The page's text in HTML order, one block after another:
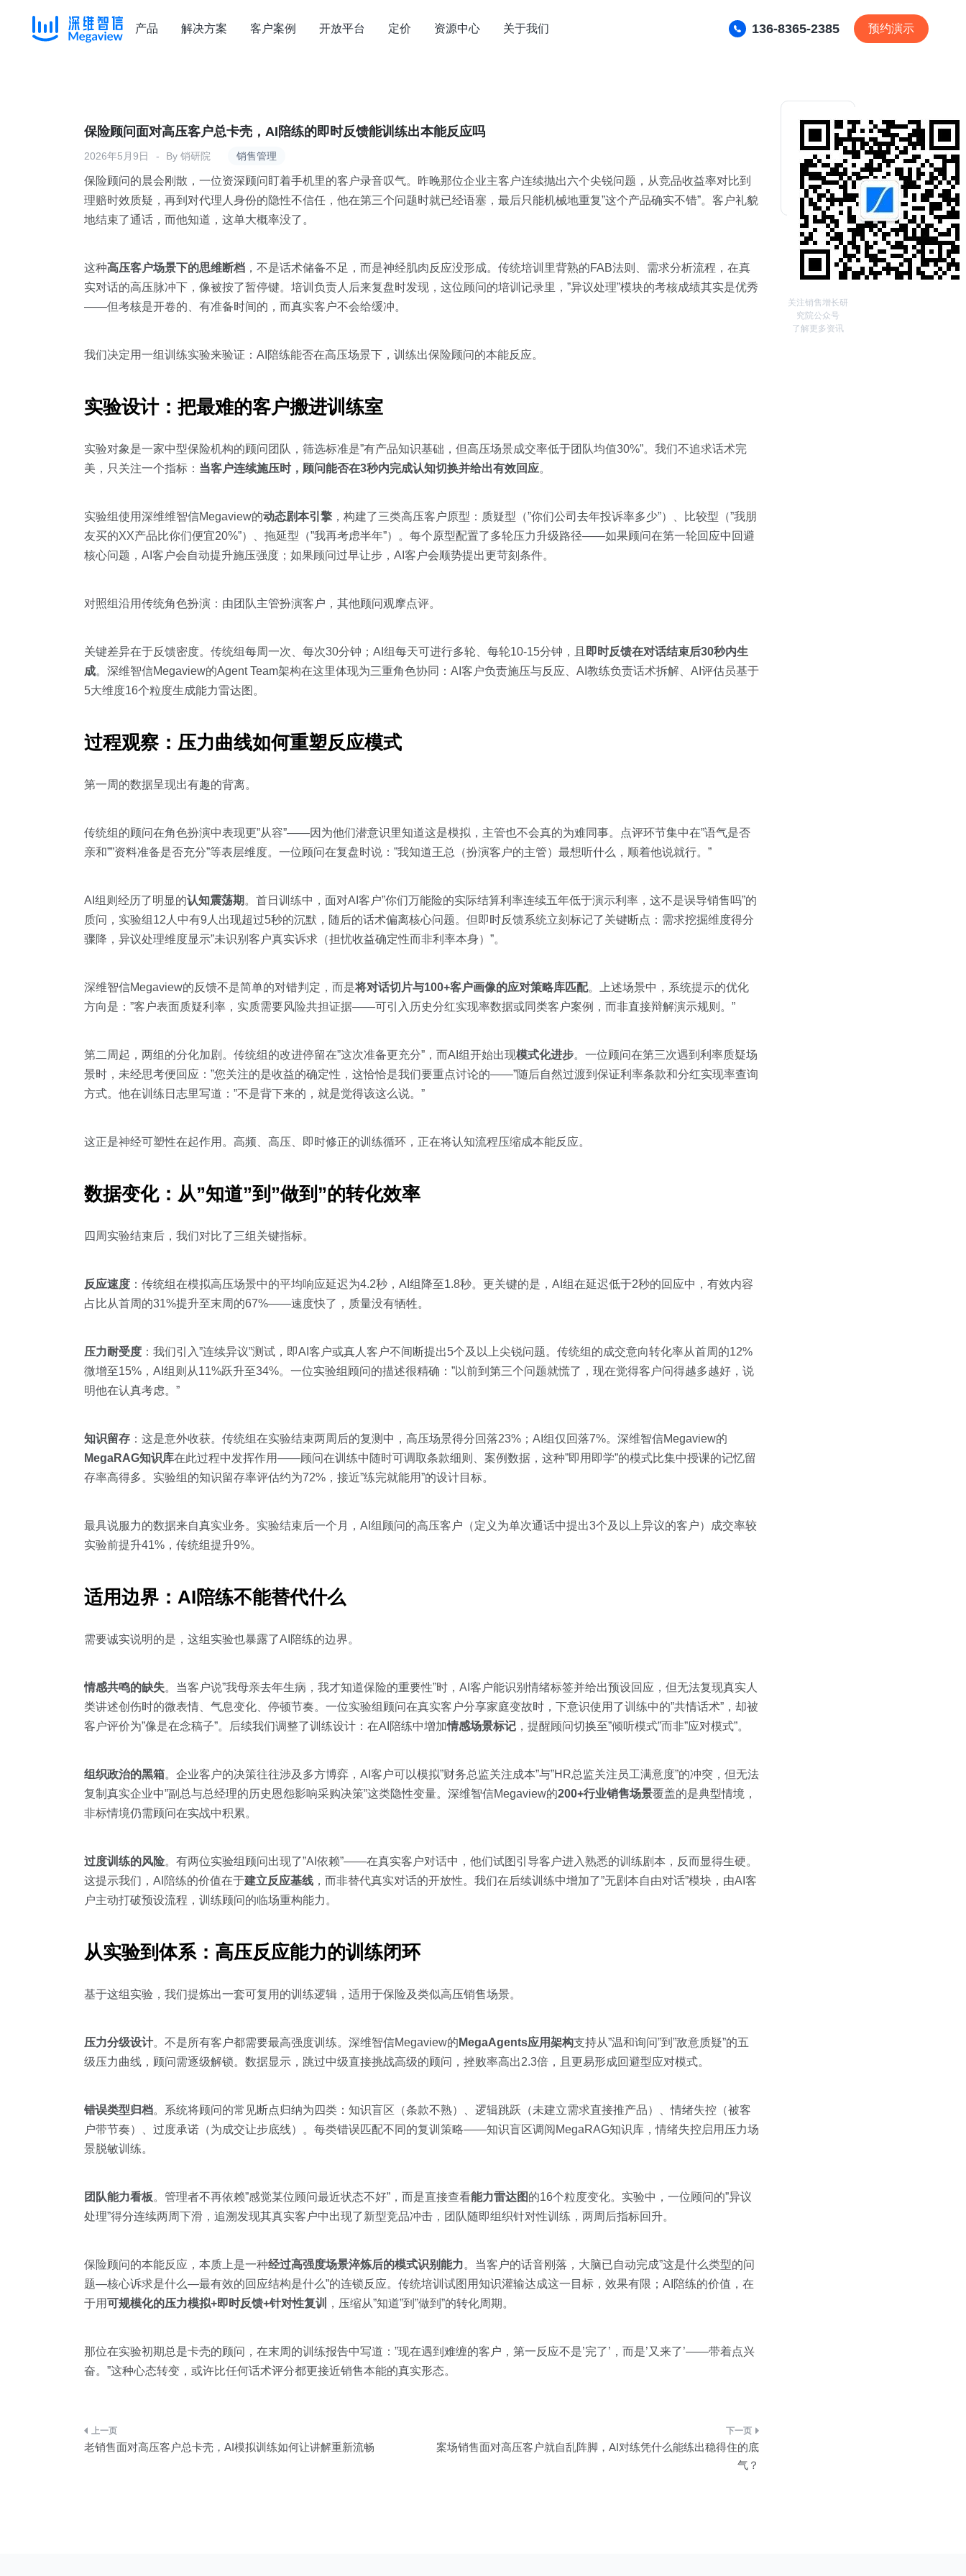
产品 解决方案 客户案例 开放平台 定价 资源中心 关于我们 136-8365-2385 预约演示
销售管理
保险顾问面对高压客户总卡壳，AI陪练的即时反馈能训练出本能反应吗
2026年5月9日 By 销研院
保险顾问的晨会刚散，一位资深顾问盯着手机里的客户录音叹气。昨晚那位企业主客户连续抛出六个尖锐问题，从竞品收益率对比到
理赔时效质疑，再到对代理人身份的隐性不信任，他在第三个问题时就已经语塞，最后只能机械地重复”这个产品确实不错”。客户礼貌
地结束了通话，而他知道，这单大概率没了。
这种高压客户场景下的思维断档 ，不是话术储备不足，而是神经肌肉反应没形成。传统培训里背熟的FAB法则、需求分析流程，在真
实对话的高压脉冲下，像被按了暂停键。培训负责人后来复盘时发现，这位顾问的培训记录里，”异议处理”模块的考核成绩其实是优秀
——但考核是开卷的、有准备时间的，而真实客户不会给缓冲。
我们决定用一组训练实验来验证：AI陪练能否在高压场景下，训练出保险顾问的本能反应。
实验设计：把最难的客户搬进训练室
实验对象是一家中型保险机构的顾问团队，筛选标准是”有产品知识基础，但高压场景成交率低于团队均值30%”。我们不追求话术完
美，只关注一个指标： 当客户连续施压时，顾问能否在3秒内完成认知切换并给出有效回应。
实验组使用深维维智信Megaview的动态剧本引擎 ，构建了三类高压客户原型：质疑型（”你们公司去年投诉率多少”）、比较型（”我朋
友买的XX产品比你们便宜20%”）、拖延型（”我再考虑半年”）。每个原型配置了多轮压力升级路径——如果顾问在第一轮回应中回避
核心问题，AI客户会自动提升施压强度；如果顾问过早让步，AI客户会顺势提出更苛刻条件。
对照组沿用传统角色扮演：由团队主管扮演客户，其他顾问观摩点评。
关键差异在于反馈密度。传统组每周一次、每次30分钟；AI组每天可进行多轮、每轮10-15分钟，且 即时反馈在对话结束后30秒内生
成。深维智信Megaview的Agent Team架构在这里体现为三重角色协同：AI客户负责施压与反应、AI教练负责话术拆解、AI评估员基于
5大维度16个粒度生成能力雷达图。
过程观察：压力曲线如何重塑反应模式
第一周的数据呈现出有趣的背离。
传统组的顾问在角色扮演中表现更”从容”——因为他们潜意识里知道这是模拟，主管也不会真的为难同事。点评环节集中在”语气是否
亲和””资料准备是否充分”等表层维度。一位顾问在复盘时说：”我知道王总（扮演客户的主管）最想听什么，顺着他说就行。”
AI组则经历了明显的认知震荡期 。首日训练中，面对AI客户”你们万能险的实际结算利率连续五年低于演示利率，这不是误导销售吗”的
质问，实验组12人中有9人出现超过5秒的沉默，随后的话术偏离核心问题。但即时反馈系统立刻标记了关键断点：需求挖掘维度得分
骤降，异议处理维度显示”未识别客户真实诉求（担忧收益确定性而非利率本身）”。
深维智信Megaview的反馈不是简单的对错判定，而是将对话切片与100+客户画像的应对策略库匹配。上述场景中，系统提示的优化
方向是：”客户表面质疑利率，实质需要风险共担证据——可引入历史分红实现率数据或同类客户案例，而非直接辩解演示规则。”
第二周起，两组的分化加剧。传统组的改进停留在”这次准备更充分”，而AI组开始出现模式化进步。一位顾问在第三次遇到利率质疑场
景时，未经思考便回应：”您关注的是收益的确定性，这恰恰是我们要重点讨论的——”随后自然过渡到保证利率条款和分红实现率查询
方式。他在训练日志里写道：”不是背下来的，就是觉得该这么说。”
这正是神经可塑性在起作用。高频、高压、即时修正的训练循环，正在将认知流程压缩成本能反应。
数据变化：从”知道”到”做到”的转化效率
四周实验结束后，我们对比了三组关键指标。
反应速度 ：传统组在模拟高压场景中的平均响应延迟为4.2秒，AI组降至1.8秒。更关键的是，AI组在延迟低于2秒的回应中，有效内容
占比从首周的31%提升至末周的67%——速度快了，质量没有牺牲。
压力耐受度 ：我们引入”连续异议”测试，即AI客户或真人客户不间断提出5个及以上尖锐问题。传统组的成交意向转化率从首周的12%
微增至15%，AI组则从11%跃升至34%。一位实验组顾问的描述很精确：”以前到第三个问题就慌了，现在觉得客户问得越多越好，说
明他在认真考虑。”
知识留存 ：这是意外收获。传统组在实验结束两周后的复测中，高压场景得分回落23%；AI组仅回落7%。深维智信Megaview的
MegaRAG知识库在此过程中发挥作用——顾问在训练中随时可调取条款细则、案例数据，这种”即用即学”的模式比集中授课的记忆留
存率高得多。实验组的知识留存率评估约为72%，接近”练完就能用”的设计目标。
最具说服力的数据来自真实业务。实验结束后一个月，AI组顾问的高压客户（定义为单次通话中提出3个及以上异议的客户）成交率较
实验前提升41%，传统组提升9%。
适用边界：AI陪练不能替代什么
需要诚实说明的是，这组实验也暴露了AI陪练的边界。
情感共鸣的缺失。当客户说”我母亲去年生病，我才知道保险的重要性”时，AI客户能识别情绪标签并给出预设回应，但无法复现真实人
类讲述创伤时的微表情、气息变化、停顿节奏。一位实验组顾问在真实客户分享家庭变故时，下意识使用了训练中的”共情话术”，却被
客户评价为”像是在念稿子”。后续我们调整了训练设计：在AI陪练中增加情感场景标记 ，提醒顾问切换至”倾听模式”而非”应对模式”。
组织政治的黑箱。企业客户的决策往往涉及多方博弈，AI客户可以模拟”财务总监关注成本”与”HR总监关注员工满意度”的冲突，但无法
复制真实企业中”副总与总经理的历史恩怨影响采购决策”这类隐性变量。深维智信Megaview的200+行业销售场景覆盖的是典型情境，
非标情境仍需顾问在实战中积累。
过度训练的风险。有两位实验组顾问出现了”AI依赖”——在真实客户对话中，他们试图引导客户进入熟悉的训练剧本，反而显得生硬。
这提示我们，AI陪练的价值在于建立反应基线 ，而非替代真实对话的开放性。我们在后续训练中增加了”无剧本自由对话”模块，由AI客
户主动打破预设流程，训练顾问的临场重构能力。
从实验到体系：高压反应能力的训练闭环
基于这组实验，我们提炼出一套可复用的训练逻辑，适用于保险及类似高压销售场景。
压力分级设计。不是所有客户都需要最高强度训练。深维智信Megaview的 MegaAgents应用架构支持从”温和询问”到”敌意质疑”的五
级压力曲线，顾问需逐级解锁。数据显示，跳过中级直接挑战高级的顾问，挫败率高出2.3倍，且更易形成回避型应对模式。
错误类型归档。系统将顾问的常见断点归纳为四类：知识盲区（条款不熟）、逻辑跳跃（未建立需求直接推产品）、情绪失控（被客
户带节奏）、过度承诺（为成交让步底线）。每类错误匹配不同的复训策略——知识盲区调阅MegaRAG知识库，情绪失控启用压力场
景脱敏训练。
团队能力看板。管理者不再依赖”感觉某位顾问最近状态不好”，而是直接查看能力雷达图的16个粒度变化。实验中，一位顾问的”异议
处理”得分连续两周下滑，追溯发现其真实客户中出现了新型竞品冲击，团队随即组织针对性训练，两周后指标回升。
保险顾问的本能反应，本质上是一种经过高强度场景淬炼后的模式识别能力。当客户的话音刚落，大脑已自动完成”这是什么类型的问
题—核心诉求是什么—最有效的回应结构是什么”的连锁反应。传统培训试图用知识灌输达成这一目标，效果有限；AI陪练的价值，在
于用可规模化的压力模拟+即时反馈+针对性复训 ，压缩从”知道”到”做到”的转化周期。
那位在实验初期总是卡壳的顾问，在末周的训练报告中写道：”现在遇到难缠的客户，第一反应不是’完了’，而是’又来了’——带着点兴
奋。”这种心态转变，或许比任何话术评分都更接近销售本能的真实形态。
文
老销售面对高压客户总卡壳，AI模拟训练如何让讲解重新流畅
案场销售面对高压客户就自乱阵脚，AI对练凭什么能练出稳得住的底
气？
关注销售增长研
究院公众号
了解更多资讯